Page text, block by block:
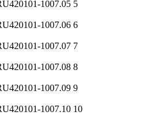
5
6
7
8
9
10